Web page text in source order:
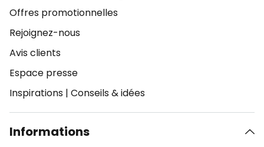
Offres promotionnelles
Rejoignez-nous
Avis clients
Espace presse
Inspirations | Conseils & idées
Informations